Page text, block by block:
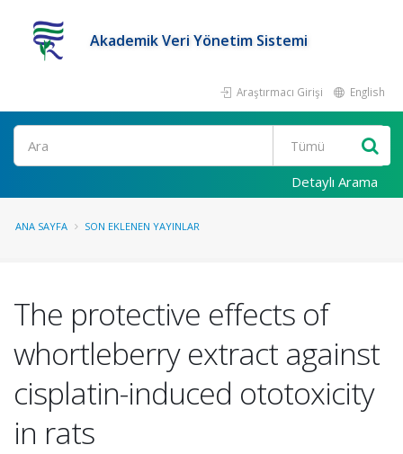
Akademik Veri Yönetim Sistemi
Araştırmacı Girişi English
Ara
Detaylı Arama
ANA SAYFA SON EKLENEN YAYINLAR
The protective effects of
whortleberry extract against
cisplatin-induced ototoxicity
in rats